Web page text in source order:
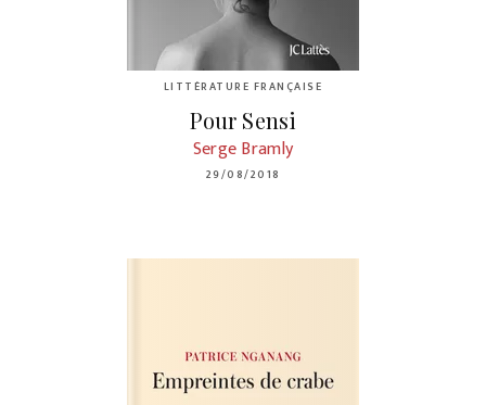
LITTÉRATURE FRANÇAISE
Pour Sensi
Serge Bramly
29/08/2018